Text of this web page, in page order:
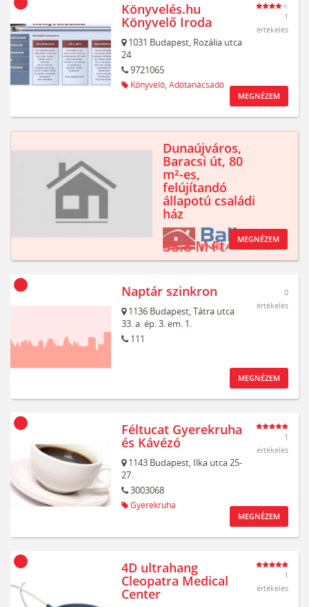
Könyvelés.hu
Könyvelő Iroda
1031 Budapest, Rozália utca
24
9721065
Könyvelő, Adótanácsadó
1
értékelés
MEGNÉZEM
Dunaújváros,
Baracsi út, 80
m²-es,
felújítandó
állapotú családi
ház
38.8 M Ft MEGNÉZEM
Naptár szinkron
1136 Budapest,Tátra utca
33. a. ép. 3. em. 1.
111
0
értékelés
MEGNÉZEM
Féltucat Gyerekruha
és Kávézó
1143 Budapest, Ilka utca 25-
27.
3003068
Gyerekruha
1
értékelés
MEGNÉZEM
4D ultrahang
Cleopatra Medical
Center
1
értékelés